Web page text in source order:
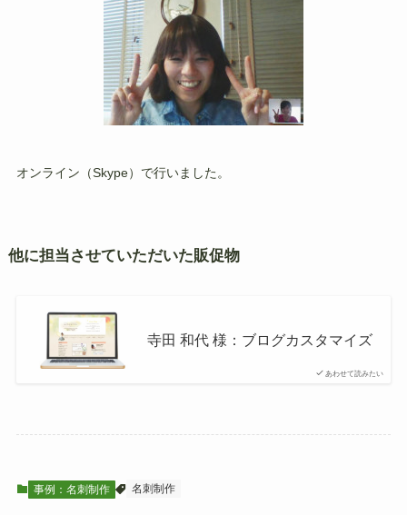
オンライン（Skype）で行いました。
他に担当させていただいた販促物
あわせて読みたい
寺田 和代 様：ブログカスタマイズ
事例：名刺制作 名刺制作